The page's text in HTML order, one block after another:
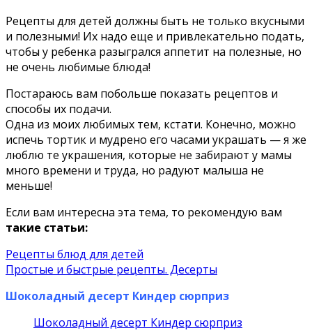
Рецепты для детей должны быть не только вкусными
и полезными! Их надо еще и привлекательно подать,
чтобы у ребенка разыгрался аппетит на полезные, но
не очень любимые блюда!
Постараюсь вам побольше показать рецептов и
способы их подачи.
Одна из моих любимых тем, кстати. Конечно, можно
испечь тортик и мудрено его часами украшать — я же
люблю те украшения, которые не забирают у мамы
много времени и труда, но радуют малыша не
меньше!
Если вам интересна эта тема, то рекомендую вам
такие статьи:
Рецепты блюд для детей
Простые и быстрые рецепты. Десерты
Шоколадный десерт Киндер сюрприз
Шоколадный десерт Киндер сюрприз